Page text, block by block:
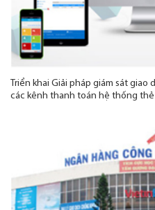
Triển khai Giải pháp giám sát
các kênh thanh toán hệ thống thẻ